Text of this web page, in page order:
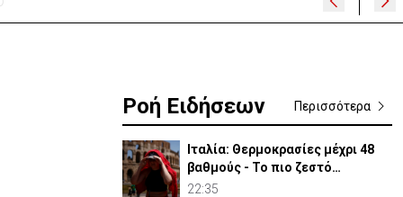
Ροή Ειδήσεων Περισσότερα
Ιταλία: Θερμοκρασίες μέχρι 48
βαθμούς - Το πιο ζεστό
καλοκαίρι των 100 χρόνων
22:35